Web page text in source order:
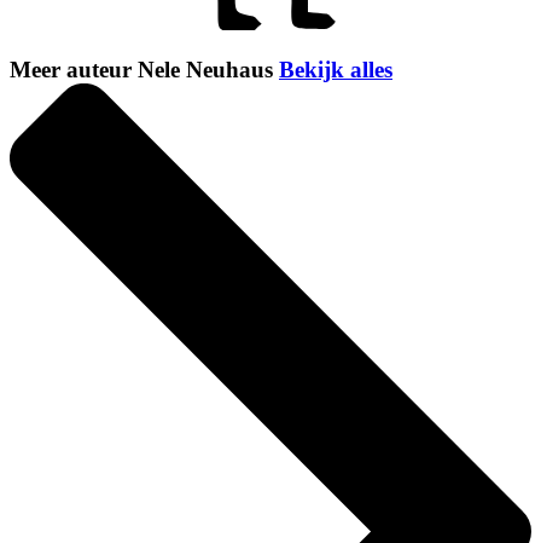
Meer auteur Nele Neuhaus Bekijk alles